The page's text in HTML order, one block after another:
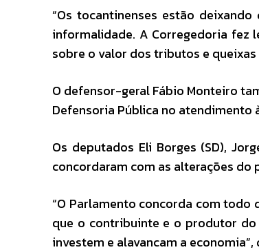
“Os tocantinenses estão
informalidade. A Corregedoria fez
sobre o valor dos tributos e
O defensor-geral Fábio Monteiro
Defensoria Pública no atendimento
Os deputados Eli Borges (SD),
concordaram com as alterações
“O Parlamento concorda com
que o contribuinte e o produtor do
investem e alavancam a